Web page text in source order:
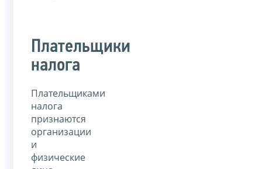
Плательщики
налога
Плательщиками
налога
признаются
организации
и
физические